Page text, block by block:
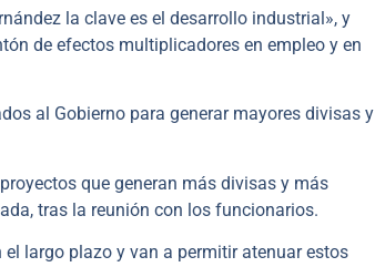
la clave es el desarrollo industrial», y
de efectos multiplicadores en empleo y en
al Gobierno para generar mayores divisas y
que generan más divisas y más
tras la reunión con los funcionarios.
largo plazo y van a permitir atenuar estos